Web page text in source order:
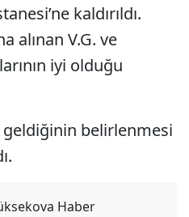
kaldırıldı.
alınan V.G. ve
iyi olduğu
geldiğinin belirlenmesi
Haber